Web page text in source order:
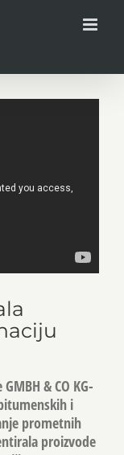
& CO KG-
i
prometnih
proizvode